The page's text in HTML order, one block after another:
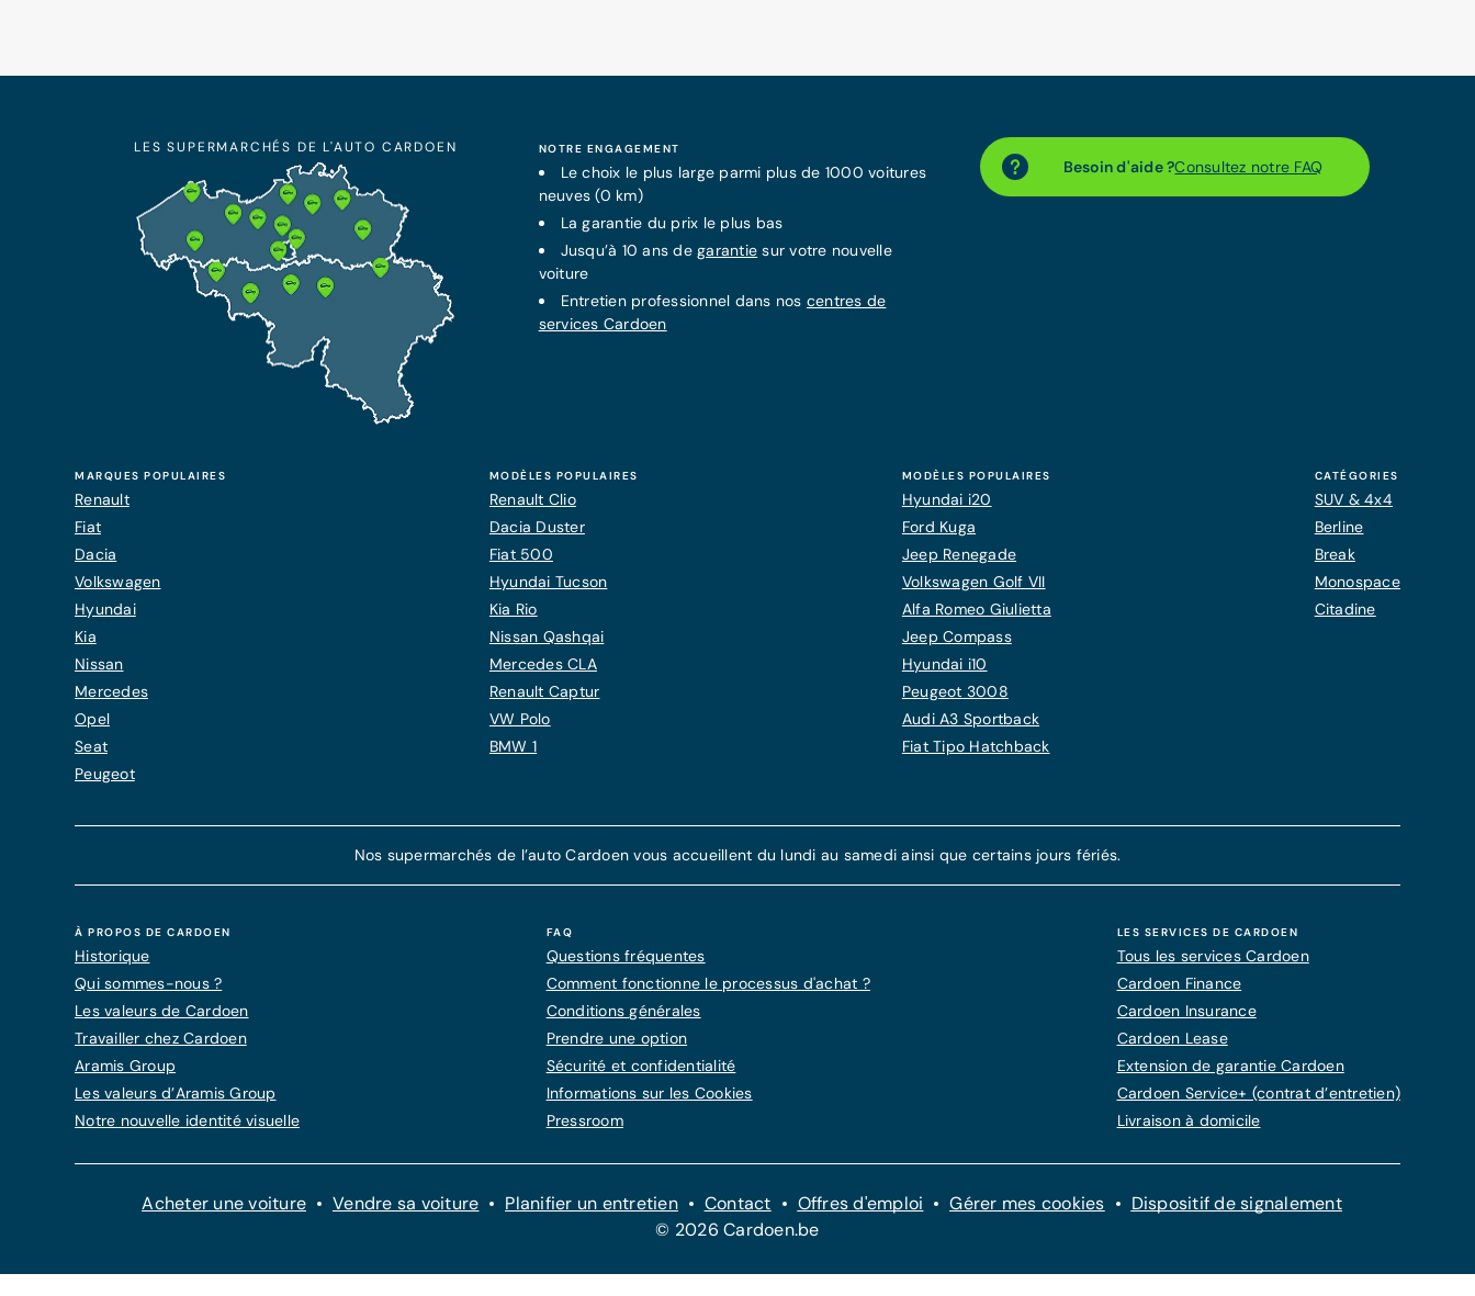
Besoin d'aide ?Consultez notre FAQ
NOTRE ENGAGEMENT
Le choix le plus large parmi plus de 1000 voitures
neuves (0 km)
Lagarantie du prix le plus bas
Jusqu’à 10 ans degarantie sur votre nouvelle
voiture
Entretien professionnel dans nos centres de
services Cardoen
LES SUPERMARCHÉS DE L'AUTO CARDOEN
MARQUES POPULAIRES
Renault
Fiat
Dacia
Volkswagen
Hyundai
Kia
Nissan
Mercedes
Opel
Seat
Peugeot
MODÈLES POPULAIRES
Renault Clio
Dacia Duster
Fiat 500
Hyundai Tucson
Kia Rio
Nissan Qashqai
Mercedes CLA
Renault Captur
VW Polo
BMW 1
MODÈLES POPULAIRES
Hyundai i20
Ford Kuga
Jeep Renegade
Volkswagen Golf VII
Alfa Romeo Giulietta
Jeep Compass
Hyundai i10
Peugeot 3008
Audi A3 Sportback
Fiat Tipo Hatchback
CATÉGORIES
SUV & 4x4
Berline
Break
Monospace
Citadine
Nos supermarchés de l’auto Cardoen vous accueillent du lundi au samedi ainsi que certains jours fériés.
À PROPOS DE CARDOEN
Historique
Qui sommes-nous ?
Les valeurs de Cardoen
Travailler chez Cardoen
Aramis Group
Les valeurs d’Aramis Group
Notre nouvelle identité visuelle
FAQ
Questions fréquentes
Comment fonctionne le processus d'achat ?
Conditions générales
Prendre une option
Sécurité et confidentialité
Informations sur les Cookies
Pressroom
LES SERVICES DE CARDOEN
Tous les services Cardoen
Cardoen Finance
Cardoen Insurance
Cardoen Lease
Extension de garantie Cardoen
Cardoen Service+ (contrat d’entretien)
Livraison à domicile
Acheter une voiture Vendre sa voiture Planifier un entretien Contact Offres d'emploi Gérer mes cookies
Dispositif de signalement
© 2026 Cardoen.be